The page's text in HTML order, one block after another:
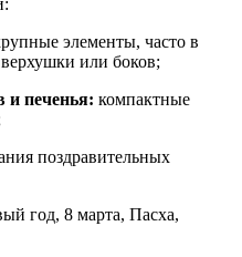
элементы, часто в
или боков;
и печенья: компактные
поздравительных
год, 8 марта, Пасха,